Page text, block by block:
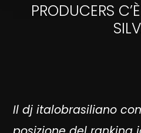
PRODUCERS
Il dj italobrasiliano